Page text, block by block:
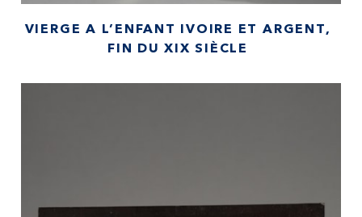
VIERGE A L’ENFANT IVOIRE ET ARGENT,
FIN DU XIX SIÈCLE